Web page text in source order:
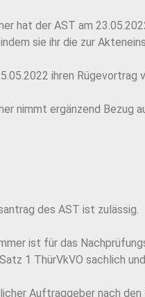
hat der AST am
sie ihr die zur
ihren
nimmt ergänzend Bezug
des AST ist zulässig.
ist für das
1 ThürVkVO sachlich
Auftraggeber nach den